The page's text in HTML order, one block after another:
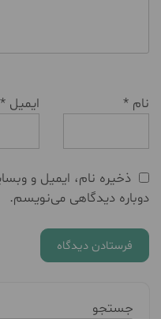
نام * ایمیل *
ذخیره نام، ایمیل و
دوباره دیدگاهی می‌نویسم.
جستجو